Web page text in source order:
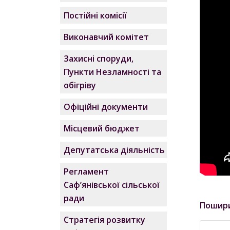
Постійні комісії
Виконавчий комітет
Захисні споруди,
Пункти Незламності та
обігріву
Офіційні документи
Місцевий бюджет
Депутатська діяльність
Регламент
Саф’янівської сільської
ради
Стратегія розвитку